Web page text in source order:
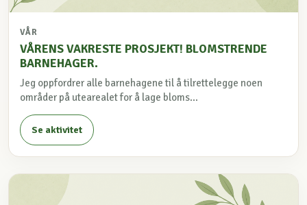
VÅR
VÅRENS VAKRESTE PROSJEKT! BLOMSTRENDE
BARNEHAGER.
Jeg oppfordrer alle barnehagene til å tilrettelegge noen
områder på utearealet for å lage bloms...
Se aktivitet